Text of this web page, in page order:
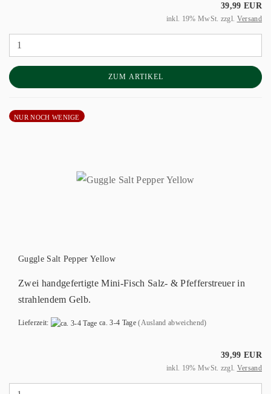
39,99 EUR
inkl. 19% MwSt. zzgl. Versand
ZUM ARTIKEL
NUR NOCH WENIGE
Guggle Salt Pepper Yellow
Zwei handgefertigte Mini-Fisch Salz- & Pfefferstreuer in
strahlendem Gelb.
Lieferzeit: ca. 3-4 Tage (Ausland abweichend)
39,99 EUR
inkl. 19% MwSt. zzgl. Versand